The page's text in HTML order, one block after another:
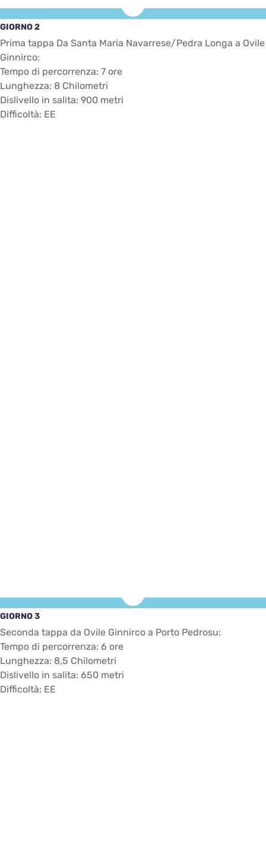
GIORNO 2
Prima tappa Da Santa Maria Navarrese/Pedra Longa a Ovile
Ginnirco:
Tempo di percorrenza: 7 ore
Lunghezza: 8 Chilometri
Dislivello in salita: 900 metri
Difficoltà: EE
GIORNO 3
Seconda tappa da Ovile Ginnirco a Porto Pedrosu:
Tempo di percorrenza: 6 ore
Lunghezza: 8,5 Chilometri
Dislivello in salita: 650 metri
Difficoltà: EE